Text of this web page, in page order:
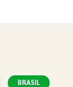
BRASIL